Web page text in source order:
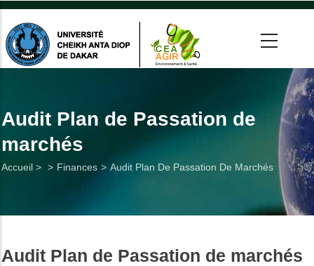
Aller
contenu
principal
Audit Plan de Passation de
marchés
Fil
Accueil > Finances Audit Plan De Passation De Marchés
Audit Plan de Passation de marchés